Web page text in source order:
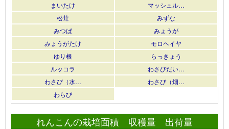
まいたけ
マッシュル…
松茸
みずな
みつば
みょうが
みょうがたけ
モロヘイヤ
ゆり根
らっきょう
ルッコラ
わさびだい…
わさび（水…
わさび（畑…
わらび
れんこんの栽培面積 収穫量 出荷量